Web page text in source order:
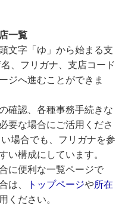
一覧
文字「ゆ」から始まる支
、フリガナ、支店コード
ジへ進むことができま
確認、各種事務手続きな
要な場合にご活用くださ
場合でも、フリガナを参
い構成にしています。
に便利な一覧ページで
は、
トップページや所在
ください。